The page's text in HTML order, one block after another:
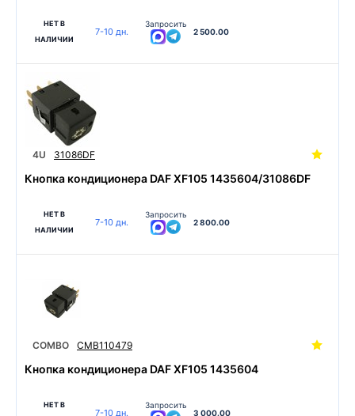
НЕТ В
НАЛИЧИИ
7-10 дн.
Запросить
2 500.00
4U 31086DF
Кнопка кондиционера DAF XF105 1435604/31086DF
НЕТ В
НАЛИЧИИ
7-10 дн.
Запросить
2 800.00
COMBO CMB110479
Кнопка кондиционера DAF XF105 1435604
НЕТ В
7-10 дн.
Запросить
3 000.00